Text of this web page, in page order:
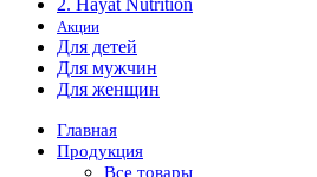
2. Hayat Nutrition
Акции
Для детей
Для мужчин
Для женщин
Главная
Продукция
Все товары